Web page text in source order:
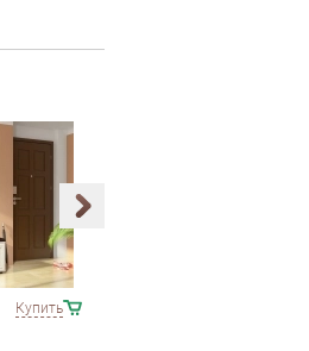
Купить